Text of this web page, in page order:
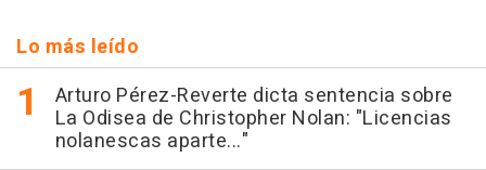
Lo más leído
Arturo Pérez-Reverte dicta sentencia sobre
La Odisea de Christopher Nolan: "Licencias
nolanescas aparte..."